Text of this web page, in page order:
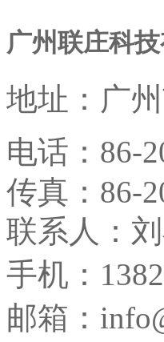
广州联庄科技
地址： 广
电话： 86-
传真： 86-
联系人：
手机：
邮箱：